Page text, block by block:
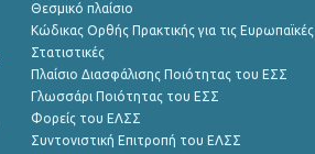
Θεσμικό πλαίσιο
Κώδικας Ορθής Πρακτικής για τις Ευρωπαϊκές
Στατιστικές
Πλαίσιο Διασφάλισης Ποιότητας του ΕΣΣ
Γλωσσάρι Ποιότητας του ΕΣΣ
Φορείς του ΕΛΣΣ
Συντονιστική Επιτροπή του ΕΛΣΣ